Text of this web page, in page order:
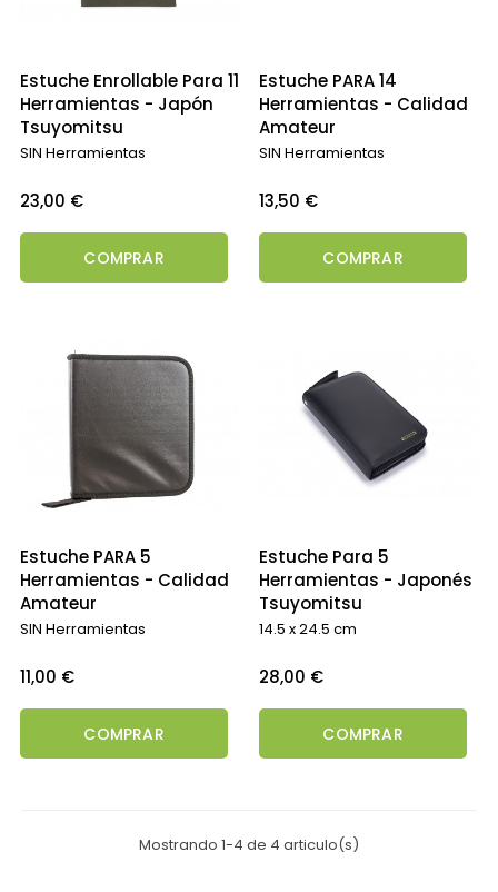
Estuche Enrollable Para 11
Herramientas - Japón
Tsuyomitsu
SIN Herramientas
Precio
23,00 €
COMPRAR
Estuche PARA 14
Herramientas - Calidad
Amateur
SIN Herramientas
Precio
13,50 €
COMPRAR
Estuche PARA 5
Herramientas - Calidad
Amateur
SIN Herramientas
Precio
11,00 €
COMPRAR
Estuche Para 5
Herramientas - Japonés
Tsuyomitsu
14.5 x 24.5 cm
Precio
28,00 €
COMPRAR
Mostrando 1-4 de 4 articulo(s)